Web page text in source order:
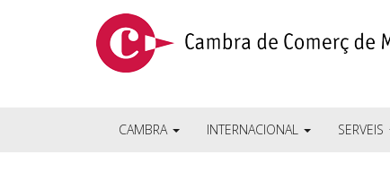
CAMBRA INTERNACIONAL SERVEIS